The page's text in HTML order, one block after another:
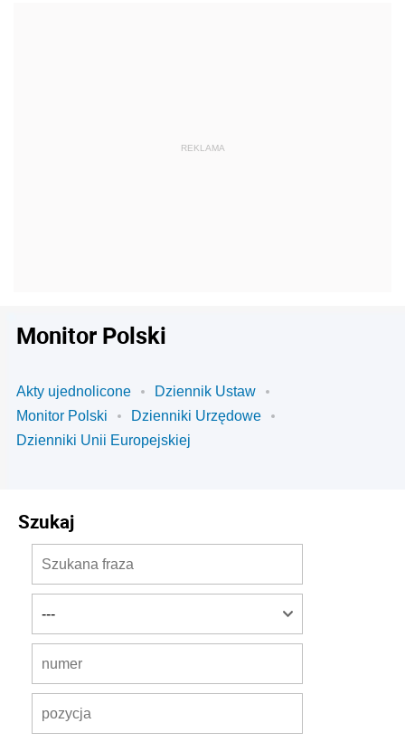
Monitor Polski
Akty ujednolicone
Dziennik Ustaw
Monitor Polski
Dzienniki Urzędowe
Dzienniki Unii Europejskiej
Szukaj